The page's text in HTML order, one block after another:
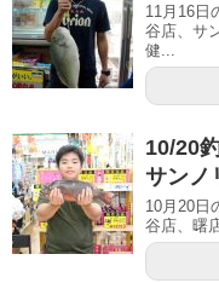
11月16日
谷店、サ
健...
10/20
サンノ
10月20日
谷店、曙